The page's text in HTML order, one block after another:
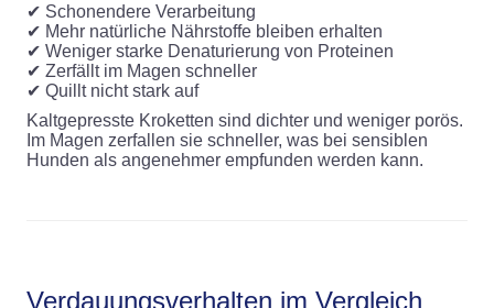
✔ Schonendere Verarbeitung
✔ Mehr natürliche Nährstoffe bleiben erhalten
✔ Weniger starke Denaturierung von Proteinen
✔ Zerfällt im Magen schneller
✔ Quillt nicht stark auf
Kaltgepresste Kroketten sind dichter und weniger porös.
Im Magen zerfallen sie schneller, was bei sensiblen
Hunden als angenehmer empfunden werden kann.
Verdauungsverhalten im Vergleich